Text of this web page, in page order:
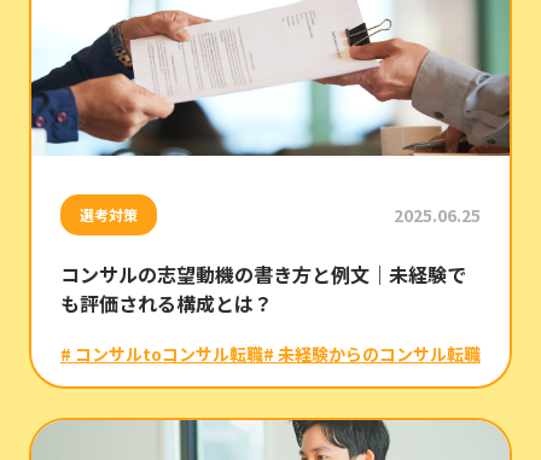
選考対策 2025.06.25
コンサルの志望動機の書き方と例文｜未経験で
も評価される構成とは？
# コンサルtoコンサル転職# 未経験からのコンサル転職